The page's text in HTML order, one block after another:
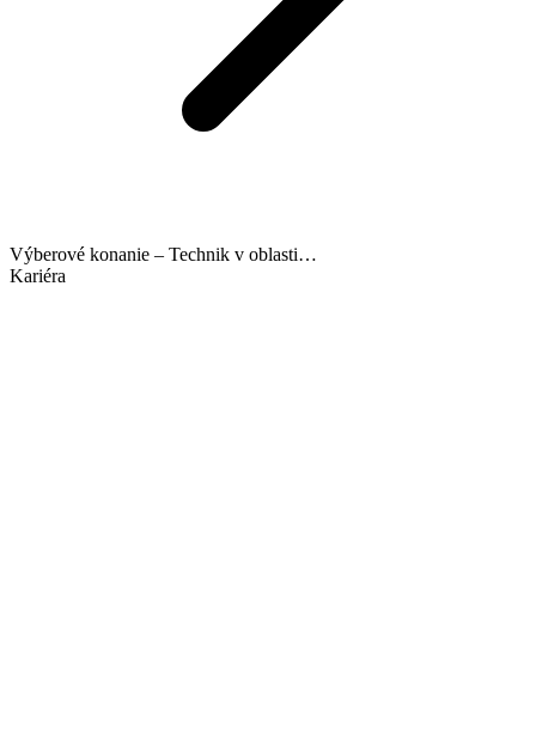
Výberové konanie – Technik v oblasti…
Kariéra